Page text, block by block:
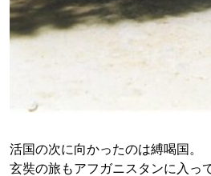
活国の次に向かったのは縛喝国。
玄奘の旅もアフガニスタンに入っ